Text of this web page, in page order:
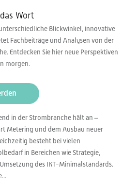
Wort
Blickwinkel, innovative
Fachbeiträge und Analysen von der
Entdecken Sie hier neue Perspektiven
morgen.
in der Strombranche hält an –
Metering und dem Ausbau neuer
besteht bei vielen
in Bereichen wie Strategie,
des IKT-Minimalstandards.